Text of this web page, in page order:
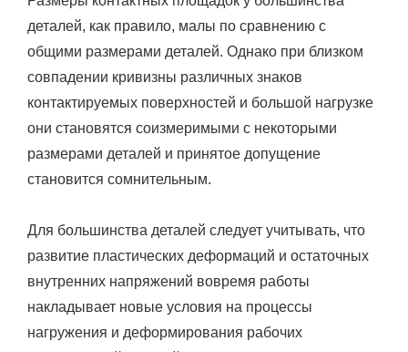
деталей, как правило, малы по сравнению с
общими размерами деталей. Однако при близком
совпадении кривизны различных знаков
контактируемых поверхностей и большой нагрузке
они становятся соизмеримыми с некоторыми
размерами деталей и принятое допущение
становится сомнительным.
Для большинства деталей следует учитывать, что
развитие пластических деформаций и остаточных
внутренних напряжений вовремя работы
накладывает новые условия на процессы
нагружения и деформирования рабочих